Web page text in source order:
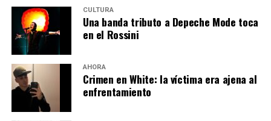
CULTURA
Una banda tributo a Depeche Mode toca
en el Rossini
AHORA
Crimen en White: la víctima era ajena al
enfrentamiento